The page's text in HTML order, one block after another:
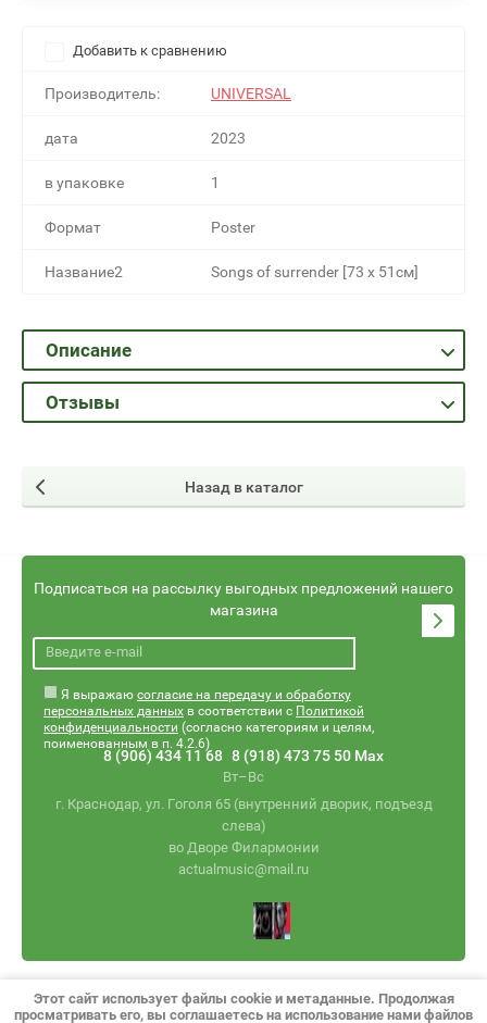
Добавить к сравнению
Производитель: UNIVERSAL
дата 2023
в упаковке 1
Формат Poster
Название2 Songs of surrender [73 x 51см]
Описание
Отзывы
Назад в каталог
Подписаться на рассылку выгодных предложений нашего
магазина
Я выражаю согласие на передачу и обработку
персональных данных в соответствии с Политикой
конфиденциальности (согласно категориям и целям,
поименованным в п. 4.2.6)
8 (906) 434 11 68 8 (918) 473 75 50 Max
Вт–Вс
г. Краснодар, ул. Гоголя 65 (внутренний дворик, подъезд
слева)
во Дворе Филармонии
actualmusic@mail.ru
© 2026 Begemot Music / Aktuel Minor Industry
Политика конфиденциальности
Этот сайт использует файлы cookie и метаданные. Продолжая
просматривать его, вы соглашаетесь на использование нами файлов